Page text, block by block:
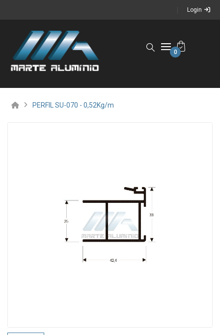
Login
0
PERFIL SU-070 - 0,52Kg/m